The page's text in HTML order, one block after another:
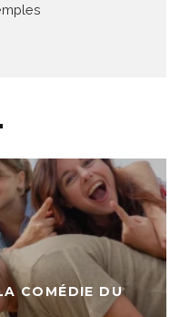
COMÉDIE DU